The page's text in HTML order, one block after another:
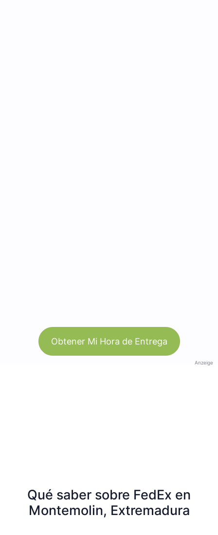
Obtener Mi Hora de Entrega
Anzeige
Qué saber sobre FedEx en
Montemolin, Extremadura